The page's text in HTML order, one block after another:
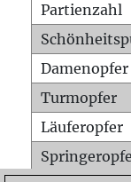
Partienzahl
Damenopfer
Turmopfer
Läuferopfer